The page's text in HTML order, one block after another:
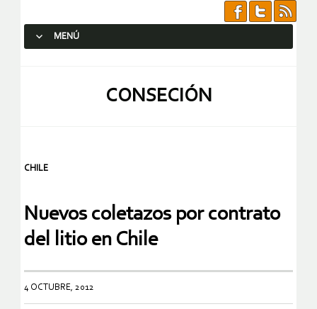
MENÚ
CONSECIÓN
CHILE
Nuevos coletazos por contrato
del litio en Chile
4 OCTUBRE, 2012